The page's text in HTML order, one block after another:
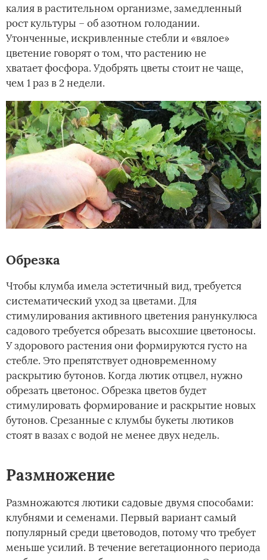
калия в растительном организме, замедленный
рост культуры – об азотном голодании.
Утонченные, искривленные стебли и «вялое»
цветение говорят о том, что растению не
хватает фосфора. Удобрять цветы стоит не чаще,
чем 1 раз в 2 недели.
Обрезка
Чтобы клумба имела эстетичный вид, требуется
систематический уход за цветами. Для
стимулирования активного цветения ранункулюса
садового требуется обрезать высохшие цветоносы.
У здорового растения они формируются густо на
стебле. Это препятствует одновременному
раскрытию бутонов. Когда лютик отцвел, нужно
обрезать цветонос. Обрезка цветов будет
стимулировать формирование и раскрытие новых
бутонов. Срезанные с клумбы букеты лютиков
стоят в вазах с водой не менее двух недель.
Размножение
Размножаются лютики садовые двумя способами:
клубнями и семенами. Первый вариант самый
популярный среди цветоводов, потому что требует
меньше усилий. В течение вегетационного периода